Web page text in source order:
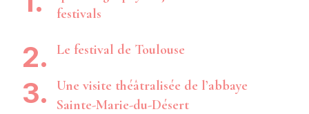
festivals
Le festival de Toulouse
Une visite théâtralisée de l’abbaye
Sainte-Marie-du-Désert